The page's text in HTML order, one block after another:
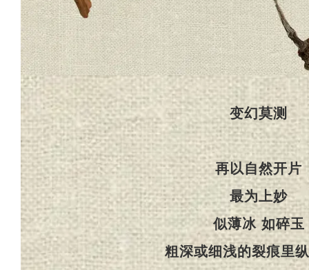
变幻莫测
再以自然开片
最为上妙
似薄冰 如碎玉
粗深或细浅的裂痕里